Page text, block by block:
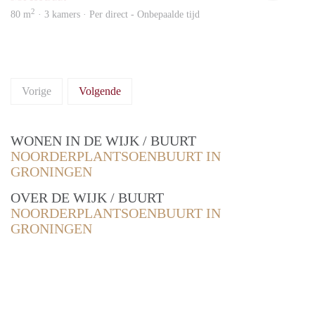
80 m2 · 3 kamers · Per direct - Onbepaalde tijd
Vorige Volgende
WONEN IN DE WIJK / BUURT
NOORDERPLANTSOENBUURT IN
GRONINGEN
OVER DE WIJK / BUURT
NOORDERPLANTSOENBUURT IN
GRONINGEN